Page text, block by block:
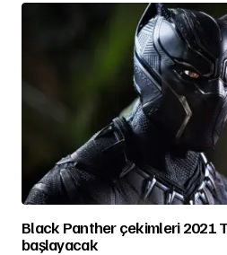
Black Panther çekimleri 2021
başlayacak